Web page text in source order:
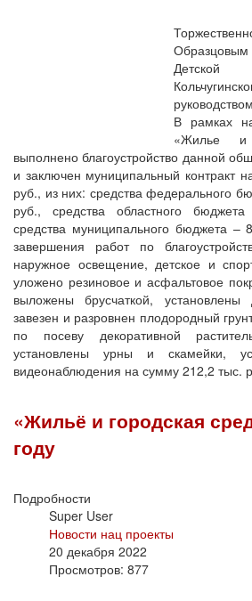
Детской
В рамках
«Жилье и
выполнено благоустройство данной
и заключен муниципальный контракт
руб., из них: средства федерального
руб., средства областного
средства муниципального бюджета –
завершения работ по
наружное освещение, детское и
уложено резиновое и асфальтовое
выложены брусчаткой, установлены
завезен и разровнен плодородный
по посеву декоративной
установлены урны и скамейки,
видеонаблюдения на сумму 212,2 тыс.
«Жильё и городская
году
Подробности
Super User
Новости нац проекты
20 декабря 2022
Просмотров: 877